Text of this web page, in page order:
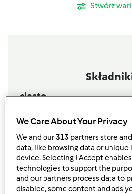
Stwórz
ciasto
250gmąki przennej typ.450
1żółtko
1 jajko
125gmasła
30gcukru
Masa serowa i piana z
We Care About Your Privacy
We and our313 partners store
data, like browsing data or
device. Selecting I Accept
technologies to support the
and our partners process data to
disabled, some content and ads